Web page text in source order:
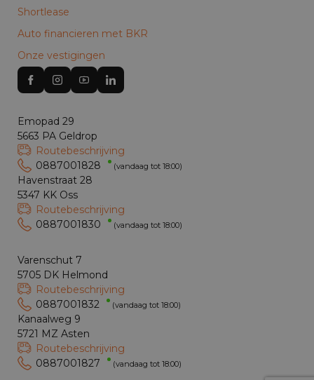
Shortlease
Auto financieren met BKR
Onze vestigingen
Emopad 29
5663 PA Geldrop
Routebeschrijving
0887001828
(vandaag tot 18:00)
Havenstraat 28
5347 KK Oss
Routebeschrijving
0887001830
(vandaag tot 18:00)
Varenschut 7
5705 DK Helmond
Routebeschrijving
0887001832
(vandaag tot 18:00)
Kanaalweg 9
5721 MZ Asten
Routebeschrijving
0887001827
(vandaag tot 18:00)